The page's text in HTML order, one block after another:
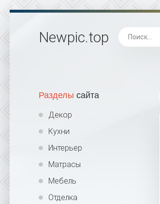
Newpic.top
Разделы сайта
Декор
Кухни
Интерьер
Матрасы
Мебель
Отделка